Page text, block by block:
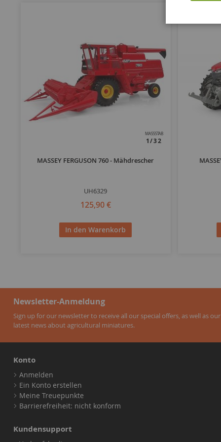
MASSSTAB
1/32
MASSEY FERGUSON 760 - Mähdrescher
UH6329
125,90 €
In den Warenkorb
Newsletter-Anmeldung
Sign up for our newsletter to receive all our special offers, as well as our
latest news about agricultural miniatures.
Konto
Anmelden
Ein Konto erstellen
Meine Treuepunkte
Barrierefreiheit: nicht konform
Kundensupport